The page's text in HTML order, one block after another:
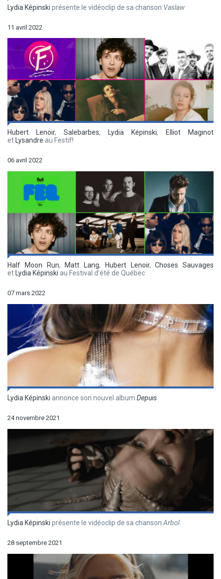
Lydia Képinski présente le vidéoclip de sa chanson Vaslaw
11 avril 2022
Hubert Lenoir, Salebarbes, Lydia Képinski,
Elliot Maginot
et Lysandre au Festif!
06 avril 2022
Half Moon Run, Matt Lang, Hubert Lenoir,Choses Sauvages
et Lydia Képinski au Festival d'été de Québec
07 mars 2022
Lydia Képinski annonce son nouvel album Depuis
24 novembre 2021
Lydia Képinski présente le vidéoclip de sa chansonArbol
28 septembre 2021